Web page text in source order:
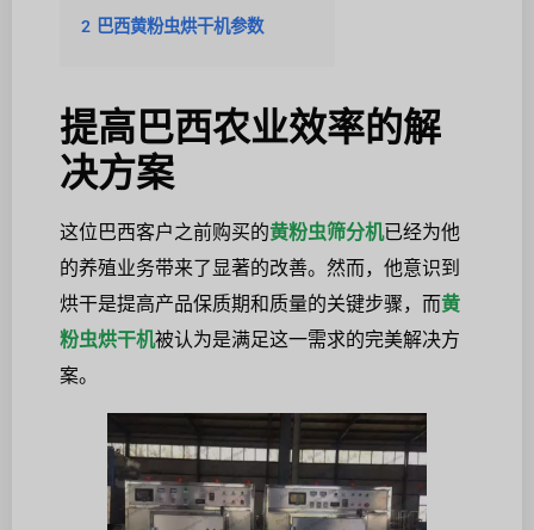
2 巴西黄粉虫烘干机参数
提高巴西农业效率的解
决方案
这位巴西客户之前购买的黄粉虫筛分机已经为他
的养殖业务带来了显著的改善。然而，他意识到
烘干是提高产品保质期和质量的关键步骤，而黄
粉虫烘干机被认为是满足这一需求的完美解决方
案。